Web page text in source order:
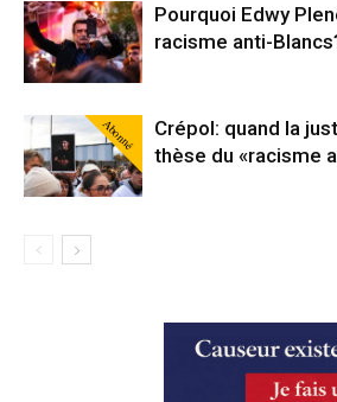
Pourquoi Edwy
racisme anti-
Abonné
Crépol: quand la
thèse du «racisme